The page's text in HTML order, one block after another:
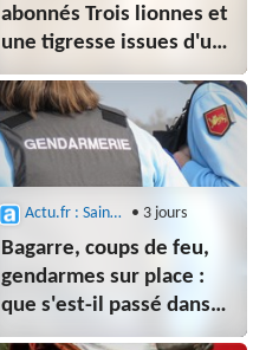
abonnés Trois lionnes et
une tigresse issues d'un
cirque arrivent dans la
Loire : voici les images
Actu.fr : Saint-Etienne • 3 jours
Bagarre, coups de feu,
gendarmes sur place :
que s'est-il passé dans
cette commune près de